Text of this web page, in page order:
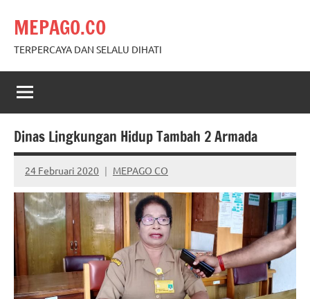
content
MEPAGO.CO
TERPERCAYA DAN SELALU DIHATI
Dinas Lingkungan Hidup Tambah 2 Armada
24 Februari 2020 MEPAGO CO
No
comments